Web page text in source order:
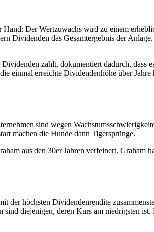
Der Wertzuwachs wird zu einem
Dividenden das Gesamtergebnis der
zahlt, dokumentiert dadurch,
einmal erreichte Dividendenhöhe über
sind wegen
machen die Hunde dann Tigersprünge.
aus den 30er Jahren verfeinert. Graham
der höchsten Dividendenrendite
diejenigen, deren Kurs am niedrigsten